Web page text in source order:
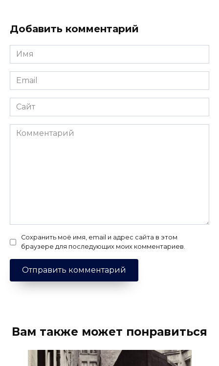
Добавить комментарий
Имя
*
Email
*
Сайт
Комментарий
Сохранить моё имя, email и адрес сайта в этом
браузере для последующих моих комментариев.
Вам также может понравиться